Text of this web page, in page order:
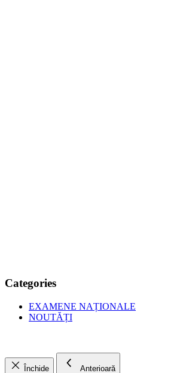
Categories
EXAMENE NAȚIONALE
NOUTĂȚI
Închide Anterioară